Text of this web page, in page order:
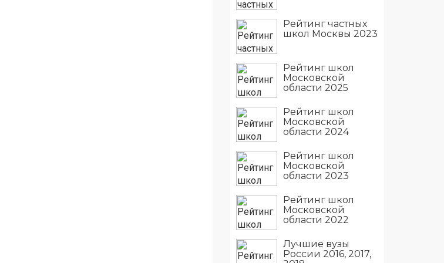
Рейтинг частных
школ Москвы 2023
Рейтинг школ
Московской
области 2025
Рейтинг школ
Московской
области 2024
Рейтинг школ
Московской
области 2023
Рейтинг школ
Московской
области 2022
Лучшие вузы
России 2016, 2017,